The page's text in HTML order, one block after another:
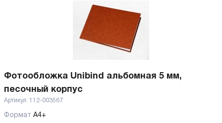
Фотообложка Unibind альбомная 5 мм,
песочный корпус
Артикул: 112-003567
Формат А4+